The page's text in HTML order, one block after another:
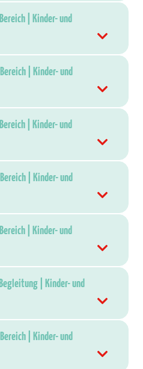
| Kinder- und
| Kinder- und
| Kinder- und
| Kinder- und
| Kinder- und
| Kinder- und
| Kinder- und